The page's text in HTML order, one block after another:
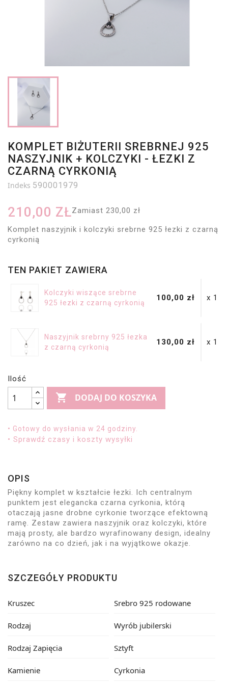
KOMPLET BIŻUTERII SREBRNEJ 925
NASZYJNIK + KOLCZYKI - ŁEZKI Z
CZARNĄ CYRKONIĄ
Indeks 590001979
210,00 ZŁZamiast 230,00 zł
Komplet naszyjnik i kolczyki srebrne 925 łezki z czarną
cyrkonią
TEN PAKIET ZAWIERA
Kolczyki wiszące srebrne
925 łezki z czarną cyrkonią
100,00 zł x 1
Naszyjnik srebrny 925 łezka
z czarną cyrkonią
130,00 zł x 1
Ilość
 DODAJ DO KOSZYKA
• Gotowy do wysłania w 24 godziny.
• Sprawdź czasy i koszty wysyłki
OPIS
Piękny komplet w kształcie łezki. Ich centralnym
punktem jest elegancka czarna cyrkonia, którą
otaczają jasne drobne cyrkonie tworzące efektowną
ramę. Zestaw zawiera naszyjnik oraz kolczyki, które
mają prosty, ale bardzo wyrafinowany design, idealny
zarówno na co dzień, jak i na wyjątkowe okazje.
SZCZEGÓŁY PRODUKTU
Kruszec Srebro 925 rodowane
Rodzaj Wyrób jubilerski
Rodzaj Zapięcia Sztyft
Kamienie Cyrkonia